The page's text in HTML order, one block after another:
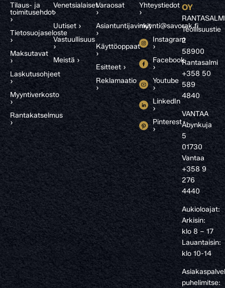
Tilaus- ja
toimitusehdot
›
Tietosuojaseloste
›
Maksutavat
›
Laskutusohjeet
›
Myyntiverkosto
›
Rantakatselmus
›
Venetsialaiset
›
Uutiset ›
Vastuullisuus
›
Meistä ›
Varaosat
›
Asiantuntijavinkit
›
Käyttöoppaat
›
Esitteet ›
Reklamaatio
›
Yhteystiedot
›
myynti@savorak.fi
Instagram
›
Facebook
›
Youtube
›
LinkedIn
›
Pinterest
›
OY
Teollisuustie
2
58900
Rantasalmi
+358 50
589
4840
VANTAA
Åbynkuja
5
01730
Vantaa
+358 9
276
4440
Aukioloajat:
Arkisin:
klo 8 – 17
Lauantaisin:
klo 10-14
puhelimitse: